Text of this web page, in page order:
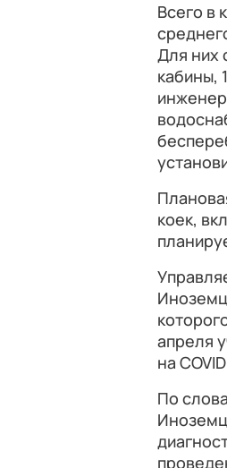
Всего в
Для них
кабины,
коек,
апреля
на
По